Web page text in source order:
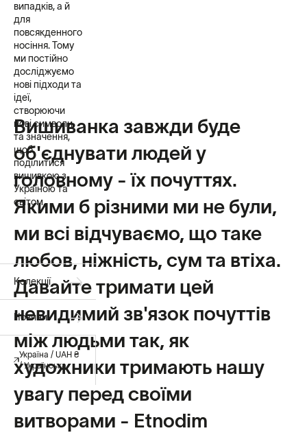
Вишиванка завжди буде
об'єднувати людей у
головному - їх почуттях.
Якими б різними ми не були,
ми всі відчуваємо, що таке
любов, ніжність, сум та втіха.
Давайте тримати цей
невидимий зв'язок почуттів
між людьми так, як
художники тримають нашу
увагу перед своїми
витворами - Etnodim
випадків, а й
для
повсякденного
носіння. Тому
ми постійно
досліджуємо
нові підходи та
ідеї,
створюючи
нові символи
та значення,
щоб
поділитися
вишивкою з
Україною та
світом.
Колекції
Новини
Україна / UAH ₴
/ Українська